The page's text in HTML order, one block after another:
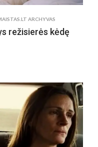
ARCHYVAS
režisierės kėdę